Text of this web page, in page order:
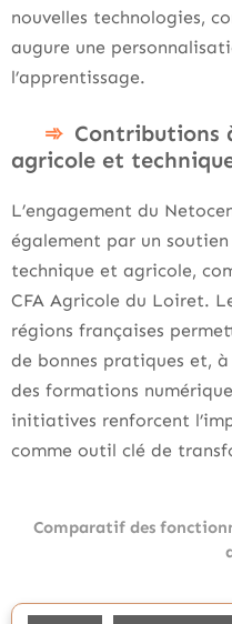
nouvelles technologies,
augure une
l’apprentissage.
Contributions
agricole et
L’engagement du
également par un soutien
technique et agricole,
CFA Agricole du Loiret.
régions françaises
de bonnes pratiques et,
des formations
initiatives renforcent
comme outil clé de
Comparatif des